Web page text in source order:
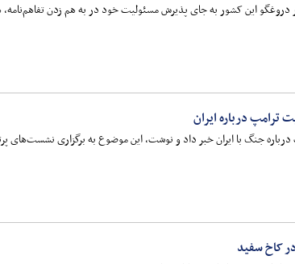
دروغگو این کشور به جای پذیرش مسئولیت خود در به هم زدن
درباره ایران
جنگ با ایران خبر داد و نوشت، این موضوع به برگزاری نشست‌های
کاخ سفید